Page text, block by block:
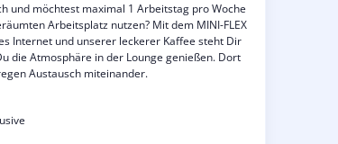
und möchtest maximal 1 Arbeitstag pro Woche
Arbeitsplatz nutzen? Mit dem MINI-FLEX
Internet und unserer leckerer Kaffee steht Dir
die Atmosphäre in der Lounge genießen. Dort
Austausch miteinander.